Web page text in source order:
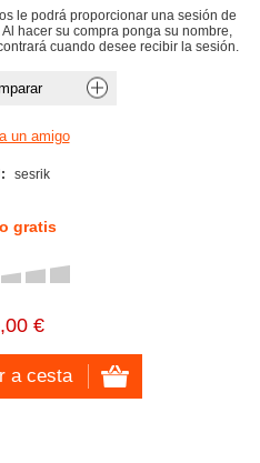
le podrá proporcionar una sesión de
hacer su compra ponga su nombre,
cuando desee recibir la sesión.
sesrik
gratis
€